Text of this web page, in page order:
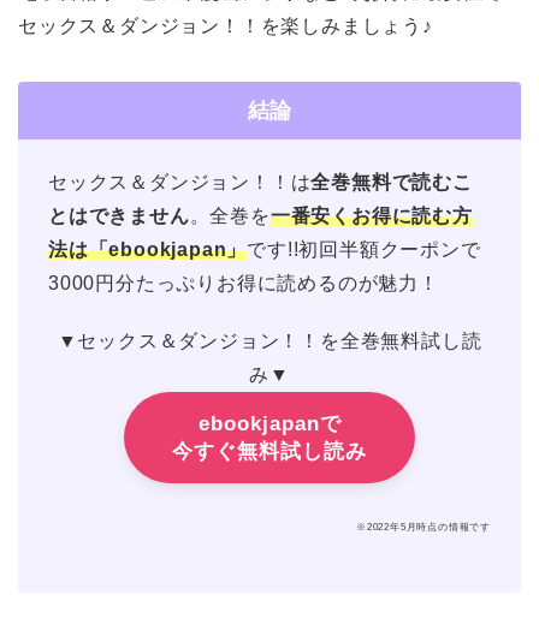
セックス＆ダンジョン！！を楽しみましょう♪
結論
セックス＆ダンジョン！！は全巻無料で読むこ
とはできません。全巻を一番安くお得に読む方
法は「ebookjapan」です!!初回半額クーポンで
3000円分たっぷりお得に読めるのが魅力！
▼セックス＆ダンジョン！！を全巻無料試し読
み▼
ebookjapanで
今すぐ無料試し読み
※2022年5月時点の情報です